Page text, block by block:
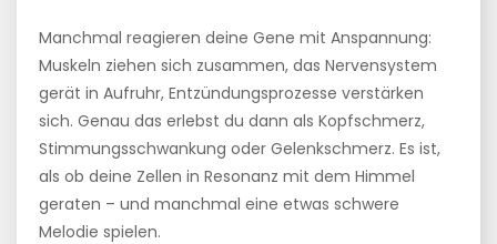
Manchmal reagieren deine Gene mit Anspannung:
Muskeln ziehen sich zusammen, das Nervensystem
gerät in Aufruhr, Entzündungsprozesse verstärken
sich. Genau das erlebst du dann als Kopfschmerz,
Stimmungsschwankung oder Gelenkschmerz. Es ist,
als ob deine Zellen in Resonanz mit dem Himmel
geraten – und manchmal eine etwas schwere
Melodie spielen.